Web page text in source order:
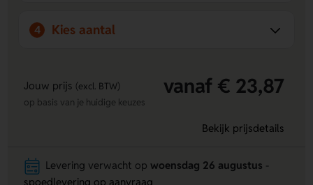
bewegwijzering en veiligheidsmaterialen, zoals stickers en
Persoonlijk contact staat bij ons centraal, zodat we samen
tot het beste resultaat komen voor jouw project.
4 Kies aantal
Jouw prijs (excl. BTW) vanaf € 23,87
op basis van je huidige keuzes
Bekijk prijsdetails
Levering verwacht op woensdag 26 augustus
spoedlevering op aanvraag